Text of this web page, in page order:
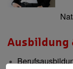
Ausbildung